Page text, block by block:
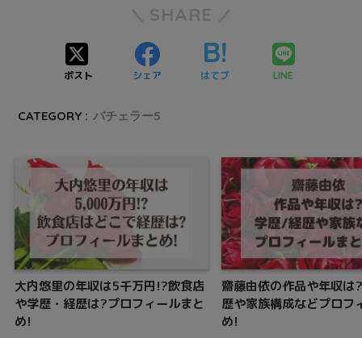
SHARE
ポスト シェア はてブ LINE
CATEGORY : バチェラー5
大内悠里の年収は5千万円!?飲食店
や学歴・経歴は?プロフィールまと
め!
齋藤由依の作品や年収は
歴や家族構成などプロフ
め!